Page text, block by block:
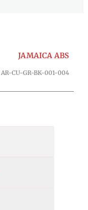
JAMAICA ABS
AR-CU-GR-BK-001-004